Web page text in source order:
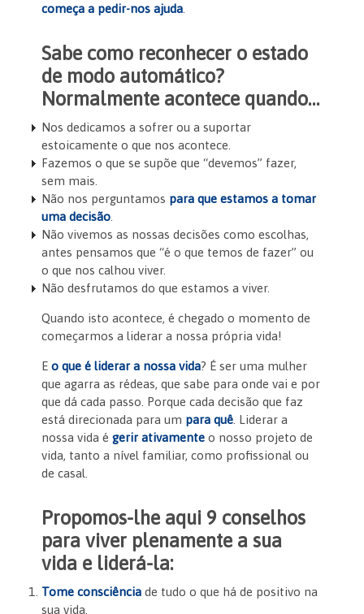
começa a pedir-nos ajuda
Sabe como reconhecer o estado
de modo automático?
Normalmente acontece quando…
Nos dedicamos a sofrer ou a suportar
estoicamente o que nos acontece.
Fazemos o que se supõe que “devemos” fazer,
sem mais.
Não nos perguntamos para que estamos a tomar
uma decisão
Não vivemos as nossas decisões como escolhas,
antes pensamos que “é o que temos de fazer” ou
o que nos calhou viver.
Não desfrutamos do que estamos a viver.
Quando isto acontece, é chegado o momento de
começarmos a liderar a nossa própria vida!
Eo que é liderar a nossa vida? É ser uma mulher
que agarra as rédeas, que sabe para onde vai e por
que dá cada passo. Porque cada decisão que faz
está direcionada para um para quê . Liderar a
nossa vida égerir ativamenteo nosso projeto de
vida, tanto a nível familiar, como profissional ou
de casal.
Propomos-lhe aqui 9 conselhos
para viver plenamente a sua
vida e liderá-la:
Tome consciênciade tudo o que há de positivo na
sua vida.